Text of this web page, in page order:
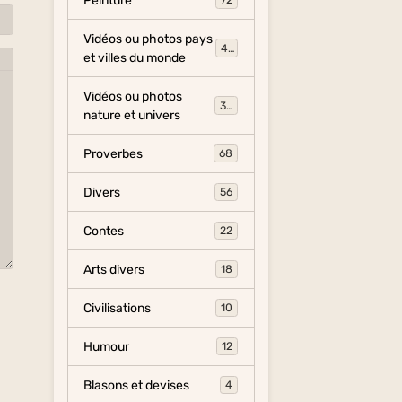
Vidéos ou photos pays
et villes du monde
454
Vidéos ou photos
nature et univers
325
Proverbes 68
Divers 56
Contes 22
Arts divers 18
Civilisations 10
Humour 12
Blasons et devises 4